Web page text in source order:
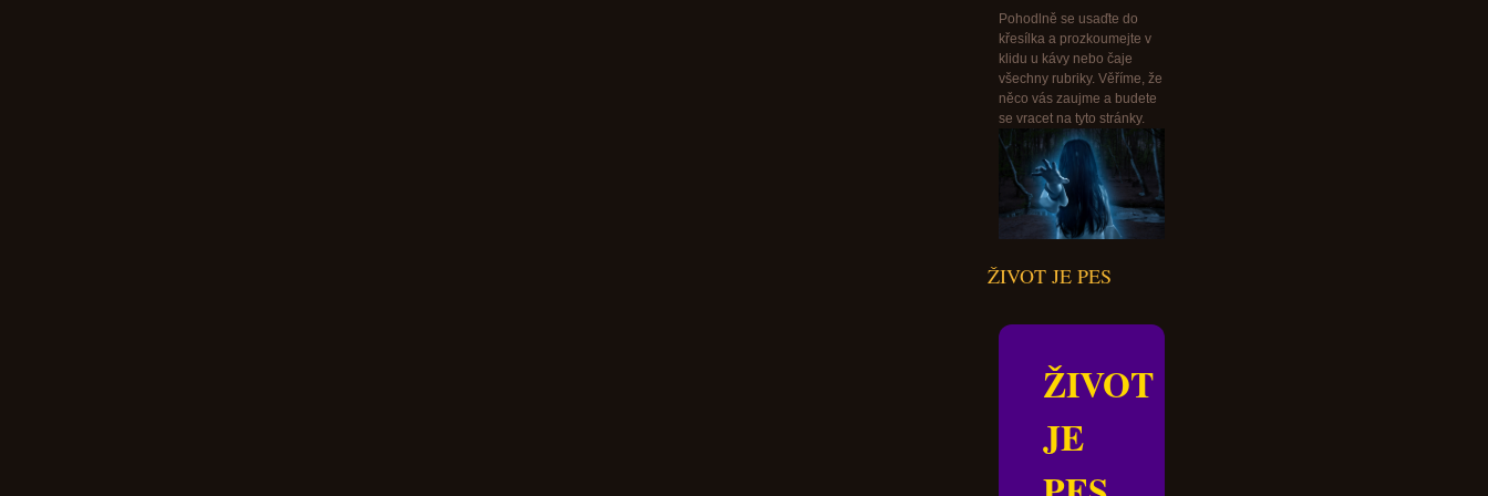
Pohodlně se usaďte do
křesílka a prozkoumejte v
klidu u kávy nebo čaje
všechny rubriky. Věříme, že
něco vás zaujme a budete
se vracet na tyto stránky.
ŽIVOT JE PES
ŽIVOT
JE